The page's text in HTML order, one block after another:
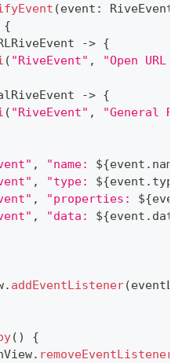
(event : RiveEvent
{
-> {
( "RiveEvent" ,
"Open
-> {
( "RiveEvent" ,
"General
, "name: ${event . name
, "type: ${event . type
, "properties: ${
, "data: ${event . data
. addEventListener(
( )
{
. removeEventListener